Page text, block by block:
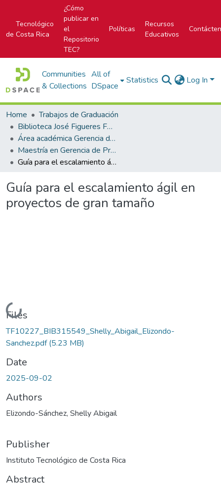
Tecnológico
de Costa Rica
¿Cómo
publicar en
el
Repositorio
TEC?
Políticas
Recursos
Educativos
Communities
& Collections
All of
DSpace
Statistics Log In
Home
Trabajos de Graduación
Biblioteca José Figueres Ferrer
Área académica Gerencia de Proyectos
Maestría en Gerencia de Proyectos
Guía para el escalamiento ágil en proyectos de gran tamaño
Guía para el escalamiento ágil en
proyectos de gran tamaño
Loading...
Files
TF10227_BIB315549_Shelly_Abigail_Elizondo-
Sanchez.pdf(5.23 MB)
Date
2025-09-02
Authors
Elizondo-Sánchez, Shelly Abigail
Publisher
Instituto Tecnológico de Costa Rica
Abstract